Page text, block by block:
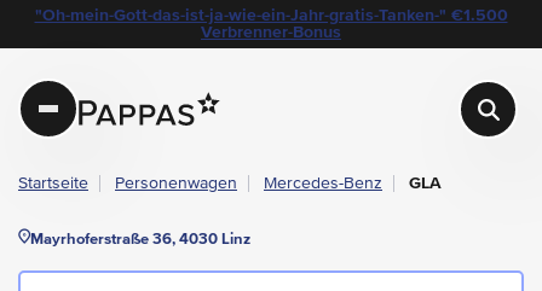
Navigation überspringen
Zum Hauptcontent
Zur Hauptnavigation springen
layout.table-of-content
Technische Daten
Fahrzeugausstattung
Standort & Ansprechpartner
Angebote & Aktionen bei Pappas
"Oh-mein-Gott-das-ist-ja-wie-ein-Jahr-gratis-Tanken-" €1.500
Verbrenner-Bonus
Pappas
Startseite Personenwagen Mercedes-Benz GLA
Mayrhoferstraße 36, 4030 Linz